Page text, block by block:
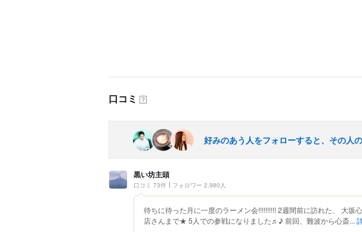
口コミ ？
好みのあう人をフォローすると、その人
黒い坊主頭
口コミ 73件 フォロワー 2,980人
待ちに待った月に一度のラーメン会!!!!!!!!!! 2週間前に訪れた、 大坂
店さんまで★ 5人での参戦になりました♬♪ 前回、難波から心斎...